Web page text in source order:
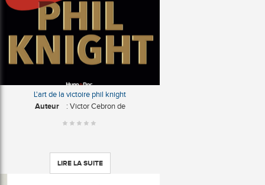
L'art de la victoire phil knight
Auteur: Victor Cebron de
LIRE LA SUITE